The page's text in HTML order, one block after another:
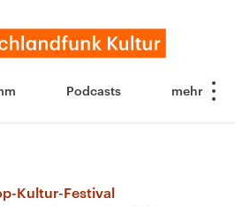
Podcasts
Kultur-Festival